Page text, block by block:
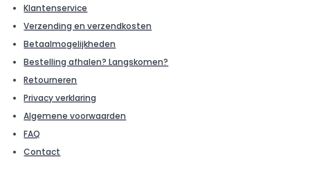
Klantenservice
Verzending en verzendkosten
Betaalmogelijkheden
Bestelling afhalen? Langskomen?
Retourneren
Privacy verklaring
Algemene voorwaarden
FAQ
Contact